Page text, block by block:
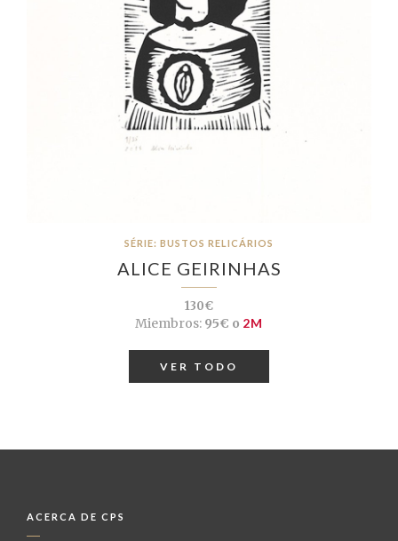
SÉRIE: BUSTOS RELICÁRIOS
ALICE GEIRINHAS
130€
Miembros: 95€ o 2M
VER TODO
ACERCA DE CPS